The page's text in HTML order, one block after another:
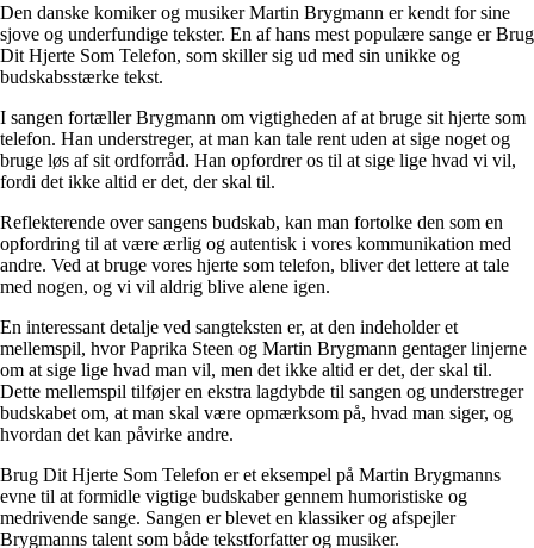
Den danske komiker og musiker Martin Brygmann er kendt for sine
sjove og underfundige tekster. En af hans mest populære sange er Brug
Dit Hjerte Som Telefon, som skiller sig ud med sin unikke og
budskabsstærke tekst.
I sangen fortæller Brygmann om vigtigheden af at bruge sit hjerte som
telefon. Han understreger, at man kan tale rent uden at sige noget og
bruge løs af sit ordforråd. Han opfordrer os til at sige lige hvad vi vil,
fordi det ikke altid er det, der skal til.
Reflekterende over sangens budskab, kan man fortolke den som en
opfordring til at være ærlig og autentisk i vores kommunikation med
andre. Ved at bruge vores hjerte som telefon, bliver det lettere at tale
med nogen, og vi vil aldrig blive alene igen.
En interessant detalje ved sangteksten er, at den indeholder et
mellemspil, hvor Paprika Steen og Martin Brygmann gentager linjerne
om at sige lige hvad man vil, men det ikke altid er det, der skal til.
Dette mellemspil tilføjer en ekstra lagdybde til sangen og understreger
budskabet om, at man skal være opmærksom på, hvad man siger, og
hvordan det kan påvirke andre.
Brug Dit Hjerte Som Telefon er et eksempel på Martin Brygmanns
evne til at formidle vigtige budskaber gennem humoristiske og
medrivende sange. Sangen er blevet en klassiker og afspejler
Brygmanns talent som både tekstforfatter og musiker.